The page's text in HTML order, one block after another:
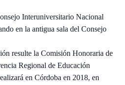
Interuniversitario Nacional
en la antigua sala del Consejo
resulte la Comisión Honoraria de
Regional de Educación
en Córdoba en 2018, en